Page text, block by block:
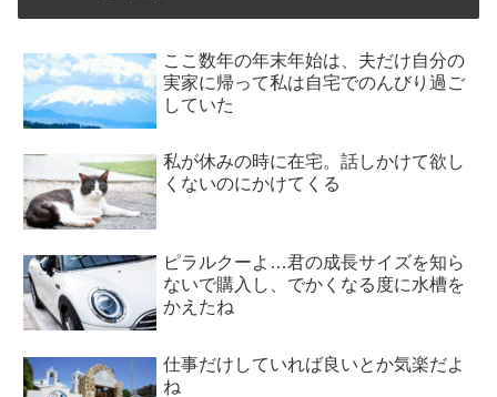
ここ数年の年末年始は、夫だけ自分の
実家に帰って私は自宅でのんびり過ご
していた
私が休みの時に在宅。話しかけて欲し
くないのにかけてくる
ピラルクーよ…君の成長サイズを知ら
ないで購入し、でかくなる度に水槽を
かえたね
仕事だけしていれば良いとか気楽だよ
ね